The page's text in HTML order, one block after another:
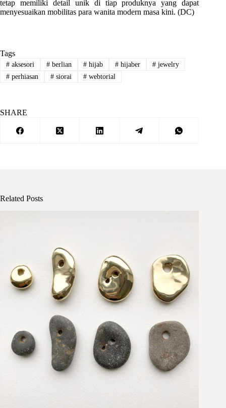
tetap memiliki detail unik di tiap produknya yang dapat
menyesuaikan mobilitas para wanita modern masa kini. (DC)
Tags
#aksesori #berlian # hijab # hijaber # jewelry
#perhiasan #siorai # webtorial
SHARE
Related Posts